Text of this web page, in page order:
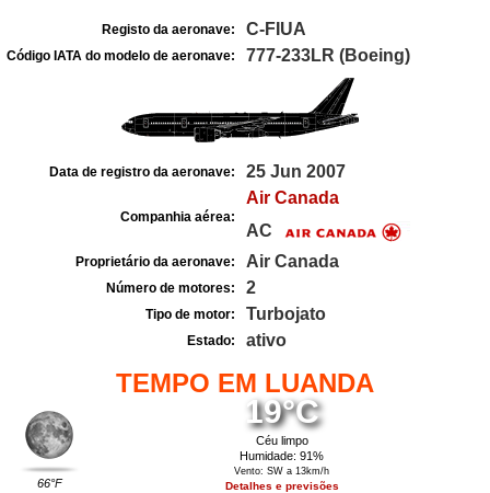
Registo da aeronave: C-FIUA
Código IATA do modelo de aeronave: 777-233LR (Boeing)
Data de registro da aeronave: 25 Jun 2007
Companhia aérea:
Air Canada
AC
Proprietário da aeronave: Air Canada
Número de motores: 2
Tipo de motor: Turbojato
Estado: ativo
TEMPO EM LUANDA
66°F
19°C
Céu limpo
Humidade: 91%
Vento: SW a 13km/h
Detalhes e previsões